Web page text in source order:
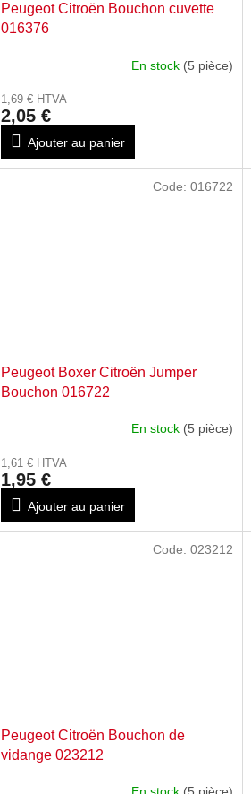
Peugeot Citroën Bouchon cuvette
016376
En stock (5 pièce)
1,69 € HTVA
2,05 €
Ajouter au panier
Peugeot Boxer Citroën Jumper
Bouchon 016722
En stock (5 pièce)
1,61 € HTVA
1,95 €
Ajouter au panier
Code: 016722
Peugeot Citroën Bouchon de
vidange 023212
Code: 023212